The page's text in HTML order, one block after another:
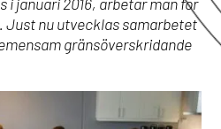
nu utvecklas samarbetet
gränsöverskridande